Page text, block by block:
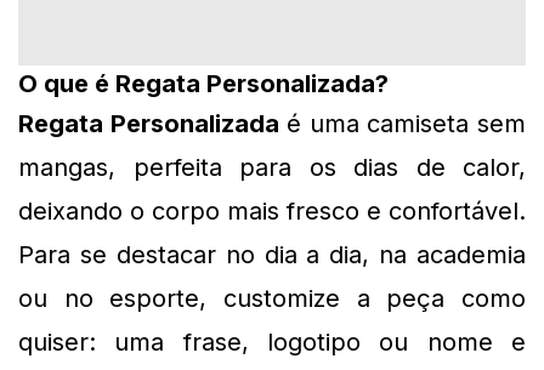
O que é Regata Personalizada?
Regata Personalizada é uma camiseta sem
mangas, perfeita para os dias de calor,
deixando o corpo mais fresco e confortável.
Para se destacar no dia a dia, na academia
ou no esporte, customize a peça como
quiser: uma frase, logotipo ou nome e